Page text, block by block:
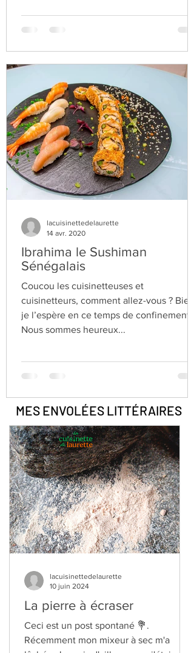
Ibrahima le Sushiman
Sénégalais
Coucou les cuisinetteuses et
cuisinetteurs, comment allez-vous ? Bien
je l’espère en ce temps de confinement.
14 avr. 2020
MES ENVOLÉESLITTÉRAIRES
La pierre à écraser
Ceci est un post spontané 💐.
10 juin 2024